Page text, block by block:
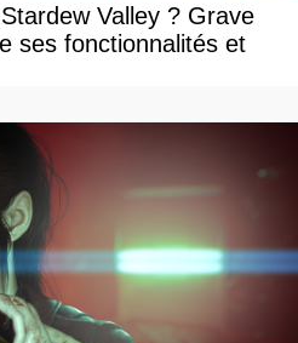
Valley ? Grave
ses fonctionnalités et